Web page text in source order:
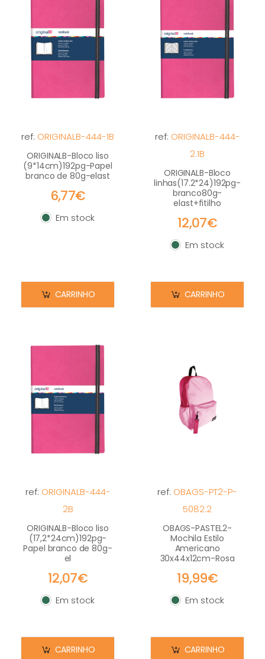
ref: ORIGINALB-444-1B
ORIGINALB-Bloco liso
(9*14cm)192pg-Papel
branco de 80g-elast
6,77€
Em stock
Em stock
CARRINHO
ref: ORIGINALB-444-
2.1B
ORIGINALB-Bloco
linhas(17.2*24)192pg-
branco80g-
elast+fitilho
12,07€
Em stock
Em stock
CARRINHO
ref: ORIGINALB-444-
2B
ORIGINALB-Bloco liso
(17,2*24cm)192pg-
Papel branco de 80g-
el
12,07€
Em stock
Em stock
CARRINHO
ref: OBAGS-PT2-P-
5082.2
OBAGS-PASTEL2-
Mochila Estilo
Americano
30x44x12cm-Rosa
19,99€
Em stock
Em stock
CARRINHO